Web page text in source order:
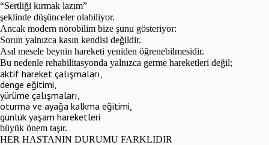
“Sertliği kırmak lazım”
şeklinde düşünceler olabiliyor.
Ancak modern nörobilim bize şunu gösteriyor:
Sorun yalnızca kasın kendisi değildir.
Asıl mesele beynin hareketi yeniden öğrenebilmesidir.
Bu nedenle rehabilitasyonda yalnızca germe hareketleri değil;
aktif hareket çalışmaları,
denge eğitimi,
yürüme çalışmaları,
oturma ve ayağa kalkma eğitimi,
günlük yaşam hareketleri
büyük önem taşır.
HER HASTANIN DURUMU FARKLIDIR